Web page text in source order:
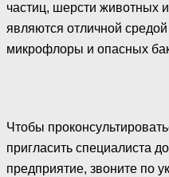
частиц, шерсти животных
являются отличной
микрофлоры и опасных
Чтобы
пригласить специалиста
предприятие, звоните по